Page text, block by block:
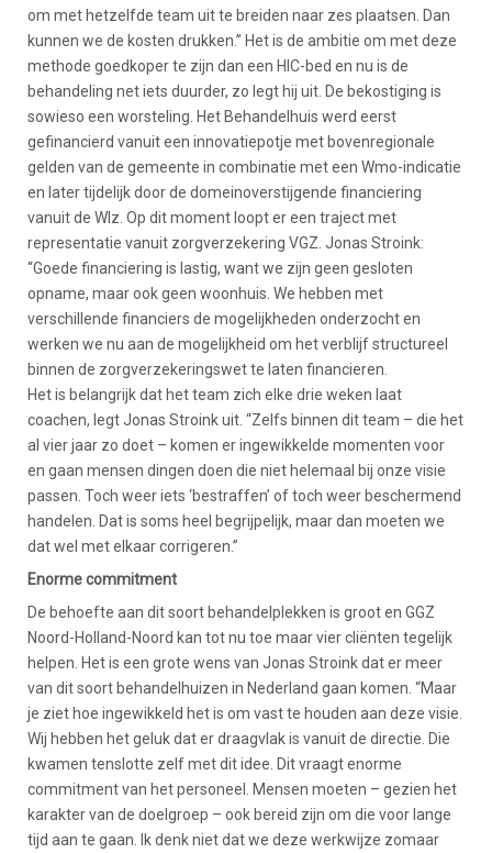
om met hetzelfde team uit te breiden naar zes plaatsen. Dan
kunnen we de kosten drukken.” Het is de ambitie om met deze
methode goedkoper te zijn dan een HIC-bed en nu is de
behandeling net iets duurder, zo legt hij uit. De bekostiging is
sowieso een worsteling. Het Behandelhuis werd eerst
gefinancierd vanuit een innovatiepotje met bovenregionale
gelden van de gemeente in combinatie met een Wmo-indicatie
en later tijdelijk door de domeinoverstijgende financiering
vanuit de Wlz. Op dit moment loopt er een traject met
representatie vanuit zorgverzekering VGZ. Jonas Stroink:
“Goede financiering is lastig, want we zijn geen gesloten
opname, maar ook geen woonhuis. We hebben met
verschillende financiers de mogelijkheden onderzocht en
werken we nu aan de mogelijkheid om het verblijf structureel
binnen de zorgverzekeringswet te laten financieren.
Het is belangrijk dat het team zich elke drie weken laat
coachen, legt Jonas Stroink uit. “Zelfs binnen dit team – die het
al vier jaar zo doet – komen er ingewikkelde momenten voor
en gaan mensen dingen doen die niet helemaal bij onze visie
passen. Toch weer iets ‘bestraffen’ of toch weer beschermend
handelen. Dat is soms heel begrijpelijk, maar dan moeten we
dat wel met elkaar corrigeren.”
Enorme commitment
De behoefte aan dit soort behandelplekken is groot en GGZ
Noord-Holland-Noord kan tot nu toe maar vier cliënten tegelijk
helpen. Het is een grote wens van Jonas Stroink dat er meer
van dit soort behandelhuizen in Nederland gaan komen. “Maar
je ziet hoe ingewikkeld het is om vast te houden aan deze visie.
Wij hebben het geluk dat er draagvlak is vanuit de directie. Die
kwamen tenslotte zelf met dit idee. Dit vraagt enorme
commitment van het personeel. Mensen moeten – gezien het
karakter van de doelgroep – ook bereid zijn om die voor lange
tijd aan te gaan. Ik denk niet dat we deze werkwijze zomaar